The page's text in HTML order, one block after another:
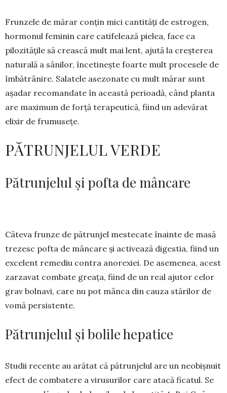
Frunzele de mărar conțin mici cantități de estro­gen,
hormonul feminin care catifelează pielea, face ca
pilozitățile să crească mult mai lent, ajută la creș­terea
naturală a sânilor, încetinește foarte mult pro­ce­sele de
îmbătrânire. Salatele asezonate cu mult mărar sunt
așadar recomandate în această perioadă, când planta
are maximum de forță terapeutică, fiind un adevărat
elixir de frumusețe.
PĂTRUNJELUL VERDE
Pătrunjelul și pofta de mâncare
Câteva frunze de pătrunjel mes­­tecate înainte de masă
trezesc pofta de mâncare și activează digestia, fiind un
exce­lent re­mediu contra ano­rexiei. De ase­me­nea, acest
zarzavat combate grea­ța, fiind de un real ajutor celor
grav bolnavi, care nu pot mânca din cauza stărilor de
vomă persistente.
Pătrunjelul și bolile hepatice
Studii recente au arătat că pătrunjelul are un neo­bișnuit
efect de combatere a virusurilor care atacă fica­tul. Se